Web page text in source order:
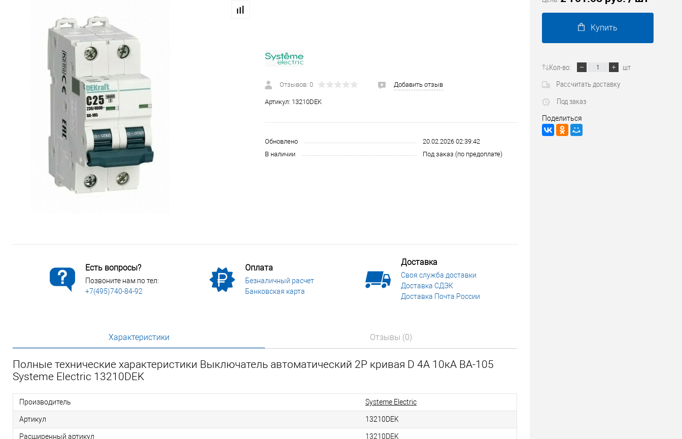
Спецодежда и СИЗ
Электромонтажные изделия
Отзывов: 0 Добавить отзыв
Артикул: 13210DEK
Обновлено
20.02.2026 02:39:42
В наличии
Под заказ (по предоплате)
Есть вопросы?
Позвоните нам по тел:
+7(495)740-84-92
Оплата
Безналичный расчет
Банковская карта
Доставка
Своя служба доставки
Доставка СДЭК
Доставка Почта России
Характеристики Отзывы (0)
Полные технические характеристики Выключатель автоматический 2P кривая D 4A 10кА ВА-105
Systeme Electric 13210DEK
Производитель Systeme Electric
Артикул 13210DEK
Расширенный артикул 13210DEK
Купить
Кол-во:
шт
Рассчитать доставку
Под заказ
Поделиться